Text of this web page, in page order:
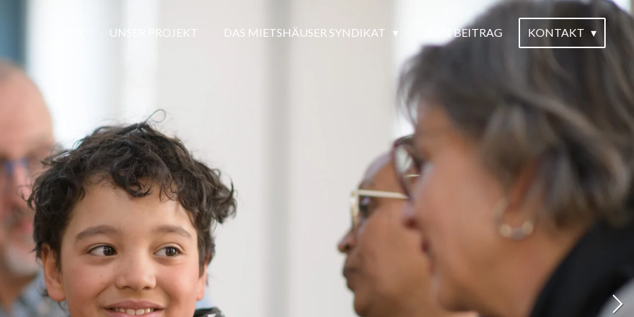
UNSER PROJEKT DAS MIETSHÄUSER SYNDIKAT DEIN BEITRAG KONTAKT